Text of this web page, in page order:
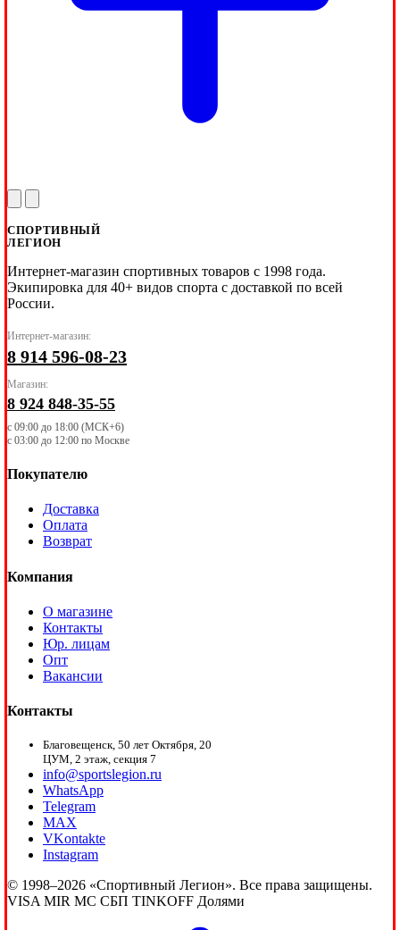
СПОРТИВНЫЙ
ЛЕГИОН
Интернет-магазин спортивных товаров с 1998 года.
Экипировка для 40+ видов спорта с доставкой по всей
России.
Интернет-магазин:
8 914 596-08-23
Магазин:
8 924 848-35-55
с 09:00 до 18:00 (МСК+6)
с 03:00 до 12:00 по Москве
Покупателю
Доставка
Оплата
Возврат
Компания
О магазине
Контакты
Юр. лицам
Опт
Вакансии
Контакты
Благовещенск, 50 лет Октября, 20
ЦУМ, 2 этаж, секция 7
info@sportslegion.ru
WhatsApp
Telegram
MAX
VKontakte
Instagram
© 1998–2026 «Спортивный Легион». Все права защищены.
VISA MIR MC СБП TINKOFF Долями